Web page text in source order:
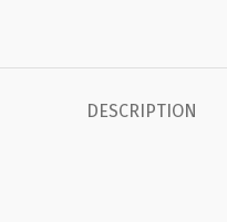
DESCRIPTION